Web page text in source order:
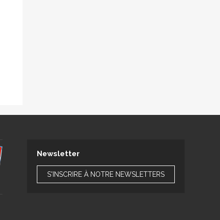
Newsletter
S'INSCRIRE À NOTRE NEWSLETTERS